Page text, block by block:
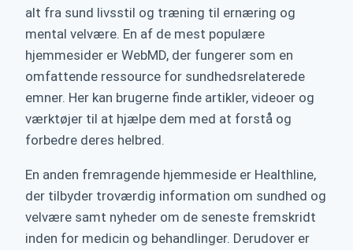
alt fra sund livsstil og træning til ernæring og
mental velvære. En af de mest populære
hjemmesider er WebMD, der fungerer som en
omfattende ressource for sundhedsrelaterede
emner. Her kan brugerne finde artikler, videoer og
værktøjer til at hjælpe dem med at forstå og
forbedre deres helbred.
En anden fremragende hjemmeside er Healthline,
der tilbyder troværdig information om sundhed og
velvære samt nyheder om de seneste fremskridt
inden for medicin og behandlinger. Derudover er